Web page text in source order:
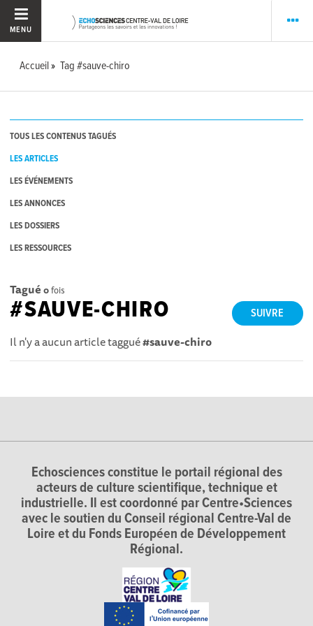
MENU
Accueil Tag #sauve-chiro
TOUS LES CONTENUS TAGUÉS
LES ARTICLES
LES ÉVÉNEMENTS
LES ANNONCES
LES DOSSIERS
LES RESSOURCES
Tagué 0fois
SUIVRE
#SAUVE-CHIRO
Il n'y a aucun article taggué#sauve-chiro
Echosciences constitue le portail régional des
acteurs de culture scientifique, technique et
industrielle. Il est coordonné par Centre•Sciences
avec le soutien du Conseil régional Centre-Val de
Loire et du Fonds Européen de Développement
Régional.